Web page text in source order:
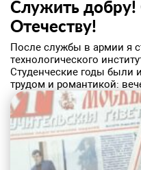
Служить
Отечеству!
​После службы в армии я
технологического
Студенческие годы
трудом и романтикой: